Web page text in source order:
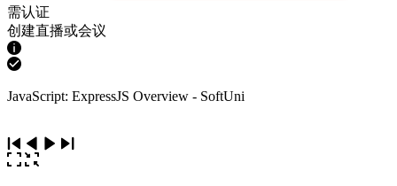
需认证
创建直播或会议
JavaScript: ExpressJS Overview - SoftUni